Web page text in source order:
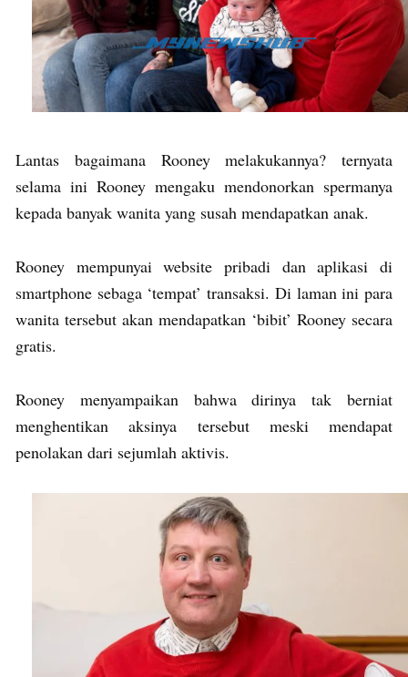
Lantas bagaimana Rooney melakukannya? ternyata
selama ini Rooney mengaku mendonorkan spermanya
kepada banyak wanita yang susah mendapatkan anak.
Rooney mempunyai website pribadi dan aplikasi di
smartphone sebaga ‘tempat’ transaksi. Di laman ini para
wanita tersebut akan mendapatkan ‘bibit’ Rooney secara
gratis.
Rooney menyampaikan bahwa dirinya tak berniat
menghentikan aksinya tersebut meski mendapat
penolakan dari sejumlah aktivis.